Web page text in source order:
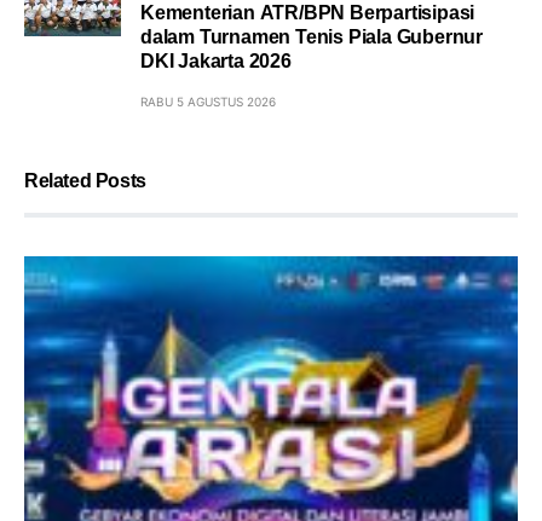
Kementerian ATR/BPN Berpartisipasi
dalam Turnamen Tenis Piala Gubernur
DKI Jakarta 2026
RABU 5 AGUSTUS 2026
Related Posts